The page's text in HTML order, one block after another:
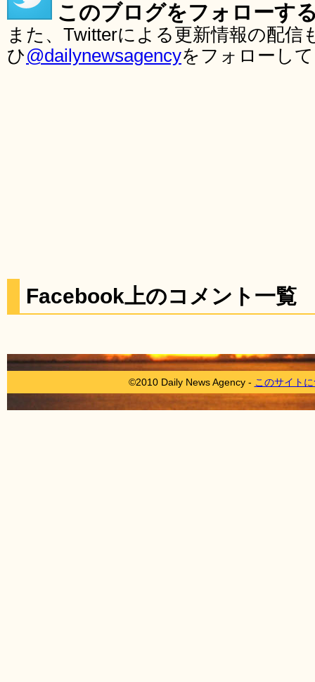
このブログをフォローす
また、Twitterによる更新情報の配
ひ@dailynewsagencyをフォローし
Facebook上のコメント一覧
©2010 Daily News Agency - このサイト